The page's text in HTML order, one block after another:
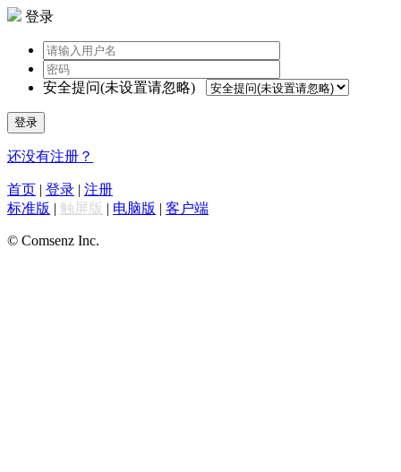
登录
安全提问(未设置请忽略)
登录
还没有注册？
首页 | 登录 | 注册
标准版 | 触屏版 | 电脑版 | 客户端
© Comsenz Inc.